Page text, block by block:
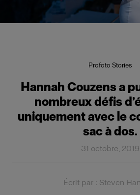
Profoto Stories
Hannah Couzens a
nombreux défis
uniquement avec le
sac à dos.
31 octobre, 2019
Écrit par : Steven